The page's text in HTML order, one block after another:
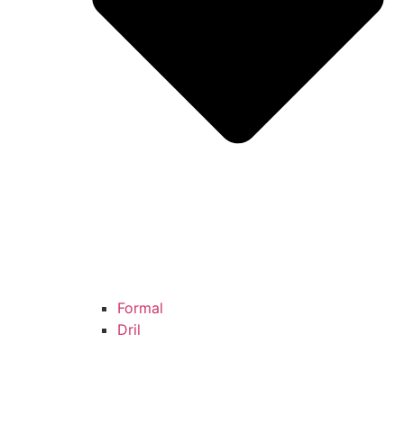
Formal
Dril